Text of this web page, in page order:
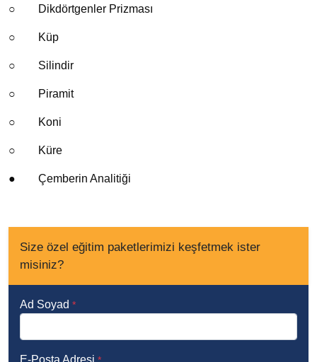
○ Dikdörtgenler Prizması
○ Küp
○ Silindir
○ Piramit
○ Koni
○ Küre
● Çemberin Analitiği
Size özel eğitim paketlerimizi keşfetmek ister
misiniz?
Ad Soyad *
E-Posta Adresi